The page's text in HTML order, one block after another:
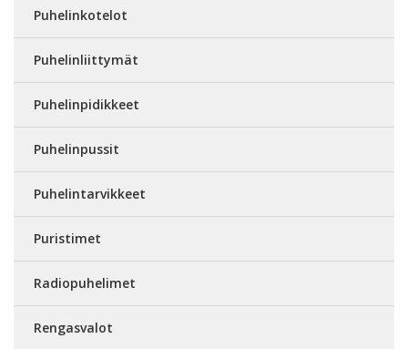
Puhelinkotelot
Puhelinliittymät
Puhelinpidikkeet
Puhelinpussit
Puhelintarvikkeet
Puristimet
Radiopuhelimet
Rengasvalot